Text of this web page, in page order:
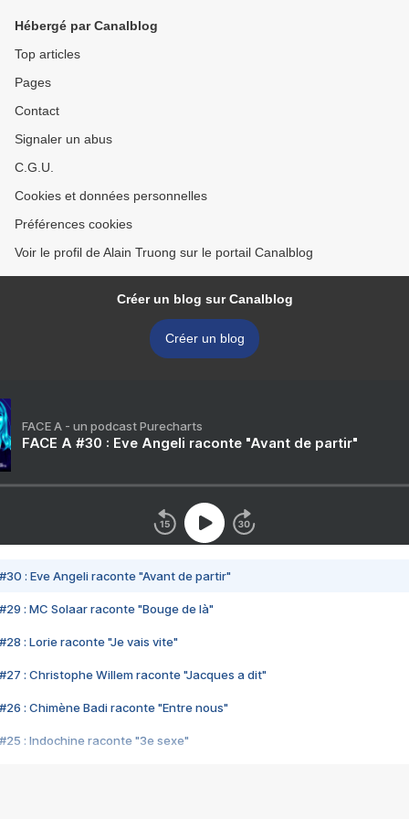
Hébergé par Canalblog
Top articles
Pages
Contact
Signaler un abus
C.G.U.
Cookies et données personnelles
Préférences cookies
Voir le profil de Alain Truong sur le portail Canalblog
Créer un blog sur Canalblog
Créer un blog
FACE A - un podcast Purecharts
FACE A #30 : Eve Angeli raconte "Avant de partir"
#30 : Eve Angeli raconte "Avant de partir"
#29 : MC Solaar raconte "Bouge de là"
#28 : Lorie raconte "Je vais vite"
#27 : Christophe Willem raconte "Jacques a dit"
#26 : Chimène Badi raconte "Entre nous"
#25 : Indochine raconte "3e sexe"